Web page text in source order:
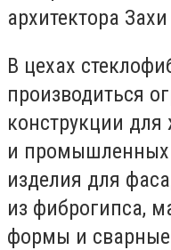
архитектора
В цехах
производиться
конструкции
и промышленных
изделия для
из фиброгипса,
формы и сварные